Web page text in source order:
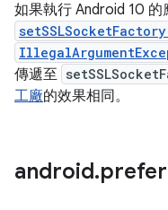
如果執行 Android 10 的
傳遞至
工廠的效果相同。
android.